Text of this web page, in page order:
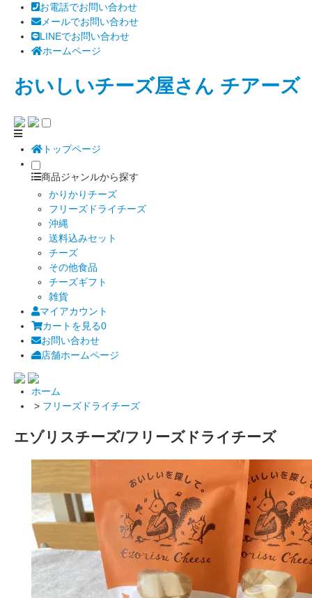
お電話でお問い合わせ
メールでお問い合わせ
LINEでお問い合わせ
ホームページ
おいしいチーズ屋さん チアーズ
トップページ
商品ジャンルから探す
かりかりチーズ
フリーズドライチーズ
沖縄
送料込みセット
チーズ
その他食品
チーズギフト
雑貨
マイアカウント
カートを見る0
お問い合わせ
店舗ホームページ
ホーム
> フリーズドライチーズ
エゾリスチーズ/フリーズドライチーズ